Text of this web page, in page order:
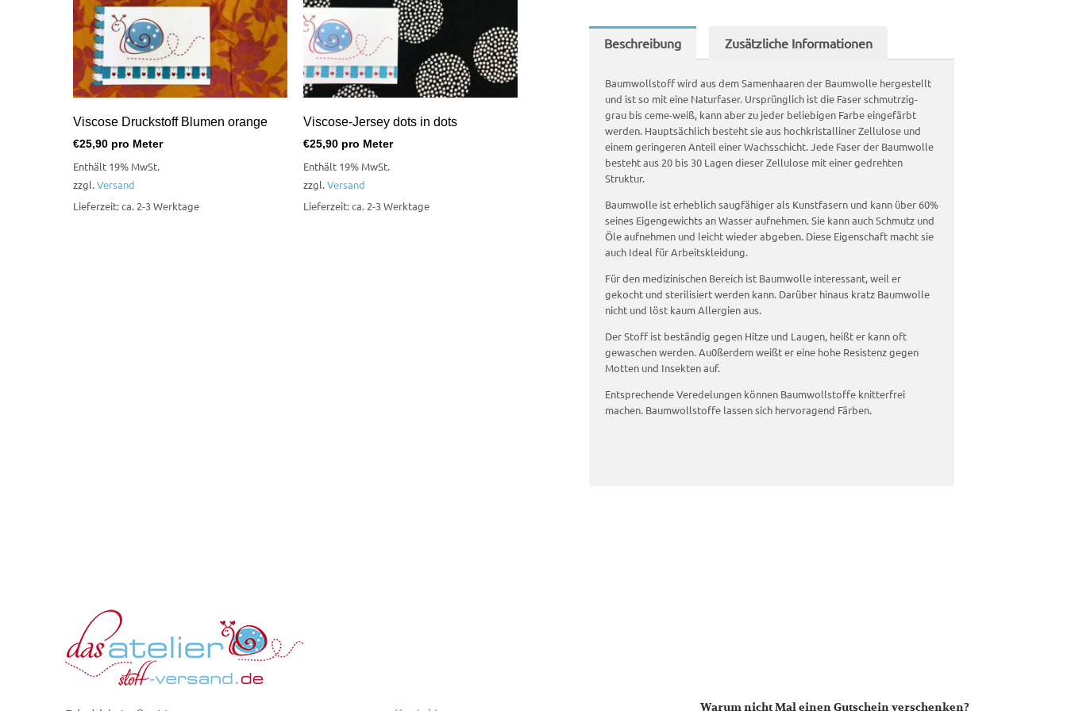
Viscose Druckstoff Blumen orange
€25,90 pro Meter
Enthält 19% MwSt.
zzgl.Versand
Lieferzeit: ca. 2-3 Werktage
Viscose-Jersey dots in dots
€25,90 pro Meter
Enthält 19% MwSt.
zzgl.Versand
Lieferzeit: ca. 2-3 Werktage
Beschreibung Zusätzliche Informationen
Baumwollstoff wird aus dem Samenhaaren der Baumwolle hergestellt
und ist so mit eine Naturfaser. Ursprünglich ist die Faser schmutrzig-
grau bis ceme-weiß, kann aber zu jeder beliebigen Farbe eingefärbt
werden. Hauptsächlich besteht sie aus hochkristalliner Zellulose und
einem geringeren Anteil einer Wachsschicht. Jede Faser der Baumwolle
besteht aus 20 bis 30 Lagen dieser Zellulose mit einer gedrehten
Struktur.
Baumwolle ist erheblich saugfähiger als Kunstfasern und kann über 60%
seines Eigengewichts an Wasser aufnehmen. Sie kann auch Schmutz und
Öle aufnehmen und leicht wieder abgeben. Diese Eigenschaft macht sie
auch Ideal für Arbeitskleidung.
Für den medizinischen Bereich ist Baumwolle interessant, weil er
gekocht und sterilisiert werden kann. Darüber hinaus kratz Baumwolle
nicht und löst kaum Allergien aus.
Der Stoff ist beständig gegen Hitze und Laugen, heißt er kann oft
gewaschen werden. Au0ßerdem weißt er eine hohe Resistenz gegen
Motten und Insekten auf.
Entsprechende Veredelungen können Baumwollstoffe knitterfrei
machen. Baumwollstoffe lassen sich hervoragend Färben.
Warum nicht Mal einen Gutschein verschenken?